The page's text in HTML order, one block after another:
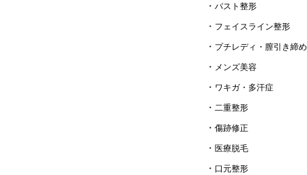
バスト整形
フェイスライン整形
プチレディ・膣引き締め
メンズ美容
ワキガ・多汗症
二重整形
傷跡修正
医療脱毛
口元整形